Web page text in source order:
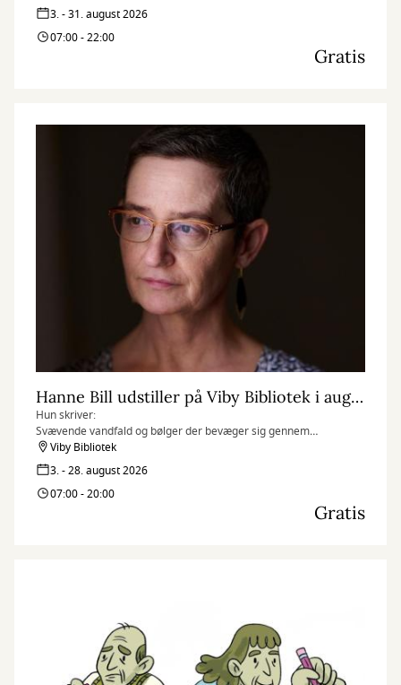
3. - 31. august 2026
07:00 - 22:00
Gratis
Hanne Bill udstiller på Viby Bibliotek i august måned
Hun skriver:
Svævende vandfald og bølger der bevæger sig gennem
surrealistiske fantasilandskaber, er blevet mit kunstner-dna. For
mig symboliserer de: kærlighed, forandring, kaos, renselse,
naturen, livskraft og lyd. Ofte er de ledsaget af nødblus og
menneske-/dyrelignende entiteter, der er beskyttere og bringer
Viby Bibliotek
3. - 28. august 2026
07:00 - 20:00
Gratis